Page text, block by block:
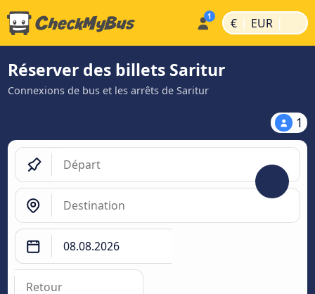
€ | EUR |
Réserver des billets Saritur
Connexions de bus et les arrêts de Saritur
1